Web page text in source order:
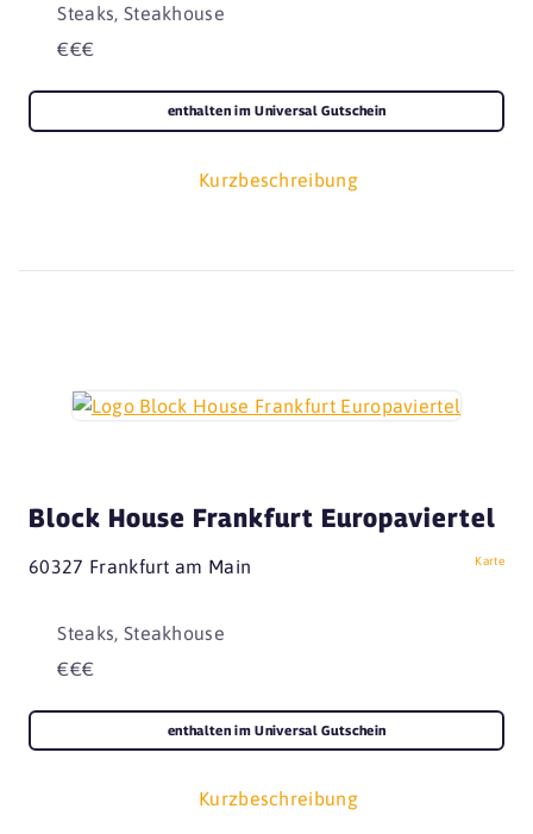
Steaks, Steakhouse
€€€
Kurzbeschreibung
enthalten im Universal Gutschein
Block House Frankfurt Europaviertel
60327 Frankfurt am Main Karte
Steaks, Steakhouse
€€€
Kurzbeschreibung
enthalten im Universal Gutschein